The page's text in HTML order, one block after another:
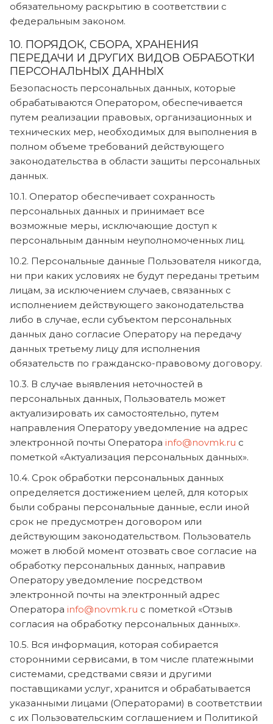
обязательному раскрытию в соответствии с
федеральным законом.
10. ПОРЯДОК, СБОРА, ХРАНЕНИЯ
ПЕРЕДАЧИ И ДРУГИХ ВИДОВ ОБРАБОТКИ
ПЕРСОНАЛЬНЫХ ДАННЫХ
Безопасность персональных данных, которые
обрабатываются Оператором, обеспечивается
путем реализации правовых, организационных и
технических мер, необходимых для выполнения в
полном объеме требований действующего
законодательства в области защиты персональных
данных.
10.1. Оператор обеспечивает сохранность
персональных данных и принимает все
возможные меры, исключающие доступ к
персональным данным неуполномоченных лиц.
10.2. Персональные данные Пользователя никогда,
ни при каких условиях не будут переданы третьим
лицам, за исключением случаев, связанных с
исполнением действующего законодательства
либо в случае, если субъектом персональных
данных дано согласие Оператору на передачу
данных третьему лицу для исполнения
обязательств по гражданско-правовому договору.
10.3. В случае выявления неточностей в
персональных данных, Пользователь может
актуализировать их самостоятельно, путем
направления Оператору уведомление на адрес
электронной почты Оператора info@novmk.ru с
пометкой «Актуализация персональных данных».
10.4. Срок обработки персональных данных
определяется достижением целей, для которых
были собраны персональные данные, если иной
срок не предусмотрен договором или
действующим законодательством. Пользователь
может в любой момент отозвать свое согласие на
обработку персональных данных, направив
Оператору уведомление посредством
электронной почты на электронный адрес
Оператора info@novmk.ru с пометкой «Отзыв
согласия на обработку персональных данных».
10.5. Вся информация, которая собирается
сторонними сервисами, в том числе платежными
системами, средствами связи и другими
поставщиками услуг, хранится и обрабатывается
указанными лицами (Операторами) в соответствии
с их Пользовательским соглашением и Политикой